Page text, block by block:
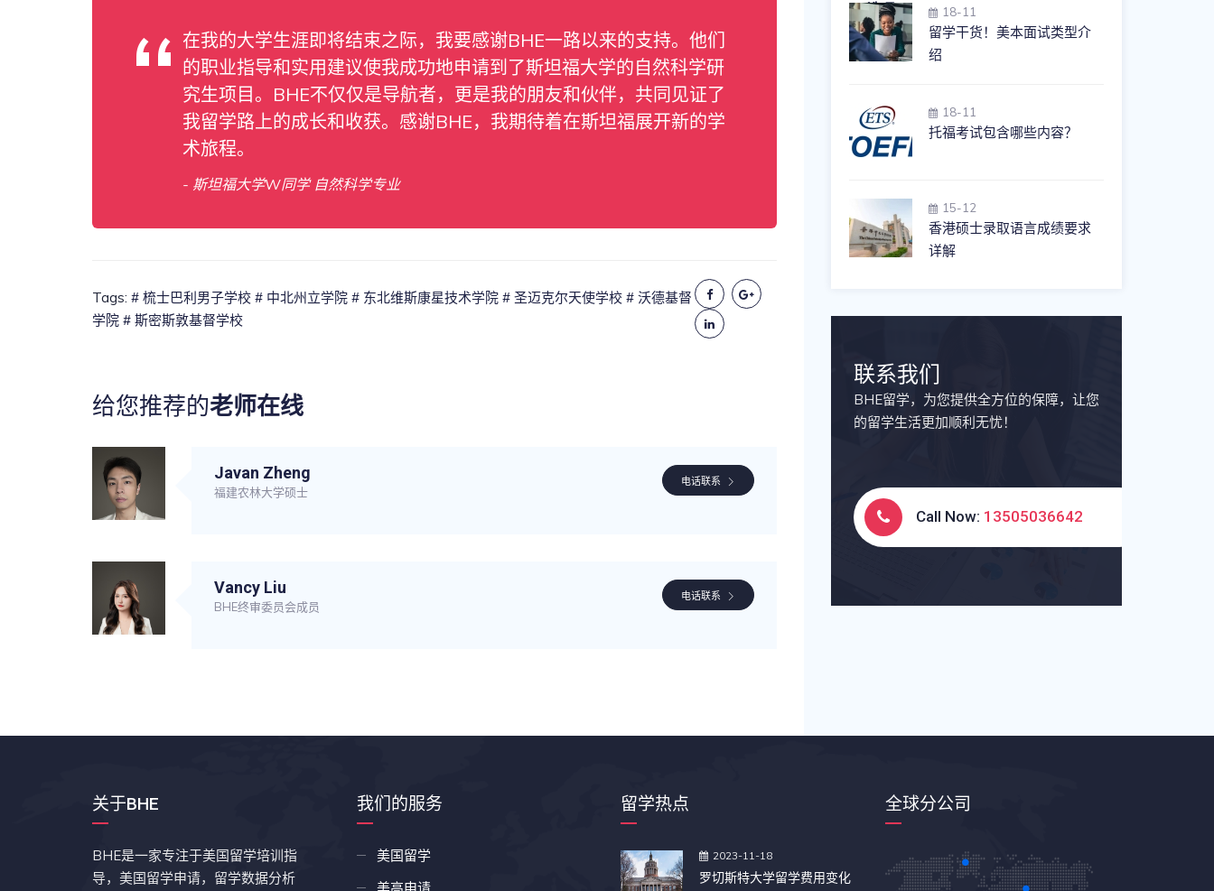
在我的大学生涯即将结束之际，我要感谢BHE一路以来的支持。他们
的职业指导和实用建议使我成功地申请到了斯坦福大学的自然科学研
究生项目。BHE不仅仅是导航者，更是我的朋友和伙伴，共同见证了
我留学路上的成长和收获。感谢BHE，我期待着在斯坦福展开新的学
术旅程。
- 斯坦福大学W同学 自然科学专业
Tags: # 梳士巴利男子学校 # 中北州立学院 # 东北维斯康星技术学院 # 圣迈克尔天使学校 # 沃德基督
学院 # 斯密斯敦基督学校
给您推荐的老师在线
Javan Zheng
福建农林大学硕士
电话联系
Vancy Liu
BHE终审委员会成员
电话联系
18-11
留学干货！美本面试类型介
绍
18-11
托福考试包含哪些内容？
15-12
香港硕士录取语言成绩要求
详解
联系我们
BHE留学，为您提供全方位的保障，让您
的留学生活更加顺利无忧！
Call Now: 13505036642
关于BHE
BHE是一家专注于美国留学培训指
导，美国留学申请，留学数据分析
我们的服务
美国留学
留学热点
2023-11-18
罗切斯特大学留学费用变化
全球分公司